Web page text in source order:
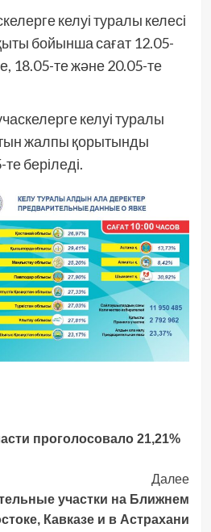
келуі туралы келесі
бойынша сағат 12.05-
18.05-те және 20.05-те
келуі туралы
жалпы қорытынды
беріледі.
проголосовало 21,21%
Далее
участки на Ближнем
Кавказе и в Астрахани